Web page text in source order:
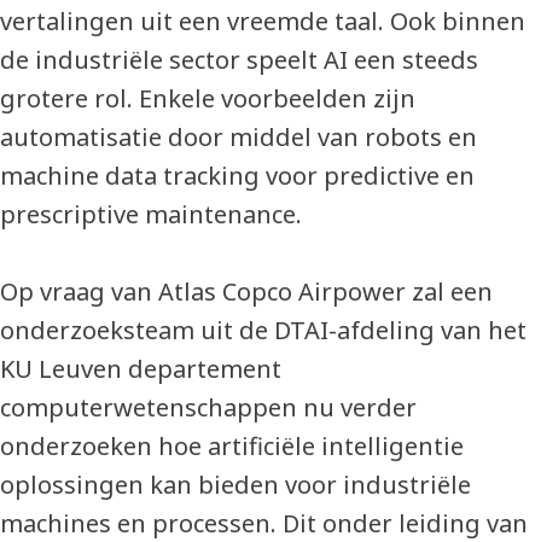
vertalingen uit een vreemde taal. Ook binnen
de industriële sector speelt AI een steeds
grotere rol. Enkele voorbeelden zijn
automatisatie door middel van robots en
machine data tracking voor predictive en
prescriptive maintenance.
Op vraag van Atlas Copco Airpower zal een
onderzoeksteam uit de DTAI-afdeling van het
KU Leuven departement
computerwetenschappen nu verder
onderzoeken hoe artificiële intelligentie
oplossingen kan bieden voor industriële
machines en processen. Dit onder leiding van